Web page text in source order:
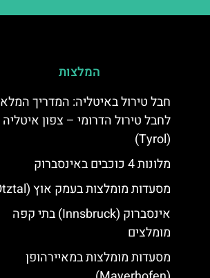
המלצות
חבל טירול באיטליה: המדריך המלא
לחבל טירול הדרומי – צפון איטליה
(Tyrol)
מלונות 4 כוכבים באינסברוק
מסעדות מומלצות בעמק אוץ (Ötztal)
אינסברוק (Innsbruck) בתי קפה
מומלצים
מסעדות מומלצות במאיירהופן